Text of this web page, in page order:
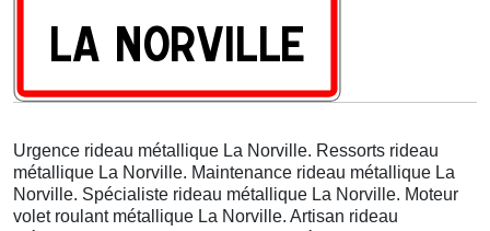
Urgence rideau métallique La Norville. Ressorts rideau
métallique La Norville. Maintenance rideau métallique La
Norville. Spécialiste rideau métallique La Norville. Moteur
volet roulant métallique La Norville. Artisan rideau